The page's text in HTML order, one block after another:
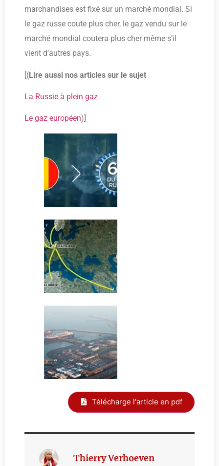
marchandises est fixé sur un marché mondial. Si
le gaz russe coute plus cher, le gaz vendu sur le
marché mondial coutera plus cher même s’il
vient d’autres pays.
[(Lire aussi nos articles sur le sujet
La Russie à plein gaz
Le gaz européen)]
Télécharge l'article en pdf
Thierry Verhoeven